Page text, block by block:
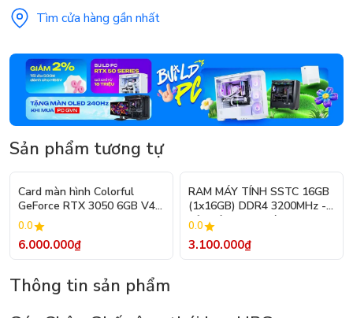
Tìm cửa hàng gần nhất
Sản phẩm tương tự
Card màn hình Colorful
GeForce RTX 3050 6GB V4-
V
0.0
6.000.000₫
RAM MÁY TÍNH SSTC 16GB
(1x16GB) DDR4 3200MHz -
Bảo Hành 36 Tháng
0.0
3.100.000₫
Thông tin sản phẩm